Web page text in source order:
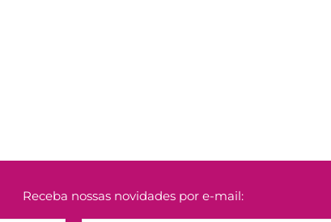
Receba nossas novidades por e-mail: